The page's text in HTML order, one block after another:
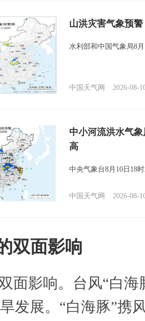
山洪灾害气象预
水利部和中国气象局8
中国天气网 2026-08-
中小河流洪水气
高
中央气象台8月10日18
中国天气网 2026-08-
双面影响
面影响。台风“白
发展。“白海豚”携